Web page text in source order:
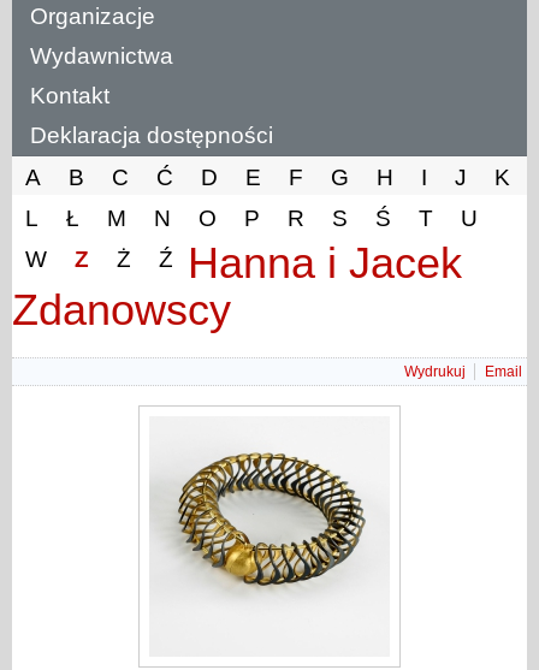
Organizacje
Wydawnictwa
Kontakt
Deklaracja dostępności
A
B C Ć D E F G H I J
K
L
Ł M N O P R S Ś T
U
W
Z Ż Ź
Hanna i Jacek
Zdanowscy
Wydrukuj Email